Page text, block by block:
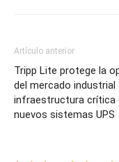
Artículo anterior
Tripp Lite protege la
del mercado industrial
infraestructura crítica
nuevos sistemas UPS